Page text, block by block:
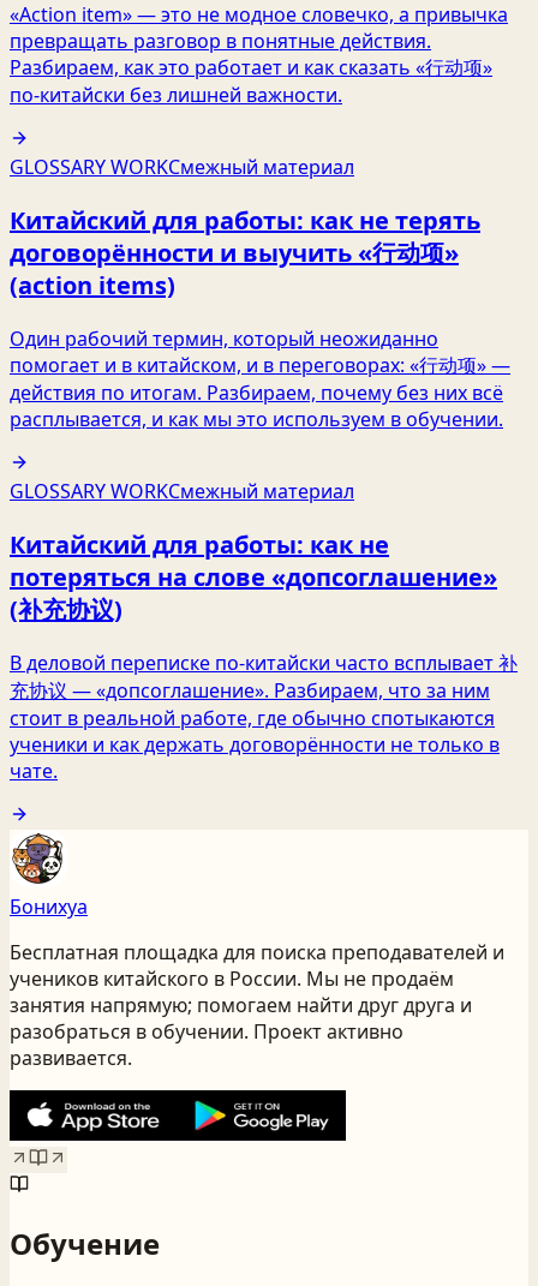
«Action item» — это не модное словечко, а привычка
превращать разговор в понятные действия.
Разбираем, как это работает и как сказать «行动项»
по‑китайски без лишней важности.
GLOSSARY WORKСмежный материал
Китайский для работы: как не терять
договорённости и выучить «行动项»
(action items)
Один рабочий термин, который неожиданно
помогает и в китайском, и в переговорах: «行动项» —
действия по итогам. Разбираем, почему без них всё
расплывается, и как мы это используем в обучении.
GLOSSARY WORKСмежный материал
Китайский для работы: как не
потеряться на слове «допсоглашение»
(补充协议)
В деловой переписке по-китайски часто всплывает 补
充协议 — «допсоглашение». Разбираем, что за ним
стоит в реальной работе, где обычно спотыкаются
ученики и как держать договорённости не только в
чате.
Бонихуа
Бесплатная площадка для поиска преподавателей и
учеников китайского в России. Мы не продаём
занятия напрямую; помогаем найти друг друга и
разобраться в обучении. Проект активно
развивается.
Обучение